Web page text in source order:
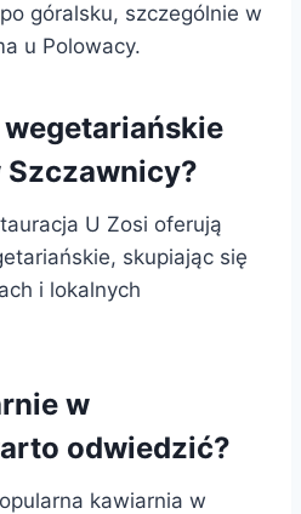
góralsku, szczególnie w
u Polowacy.
Szczawnicy?
U Zosi oferują
skupiając się
i lokalnych
w
odwiedzić?
kawiarnia w